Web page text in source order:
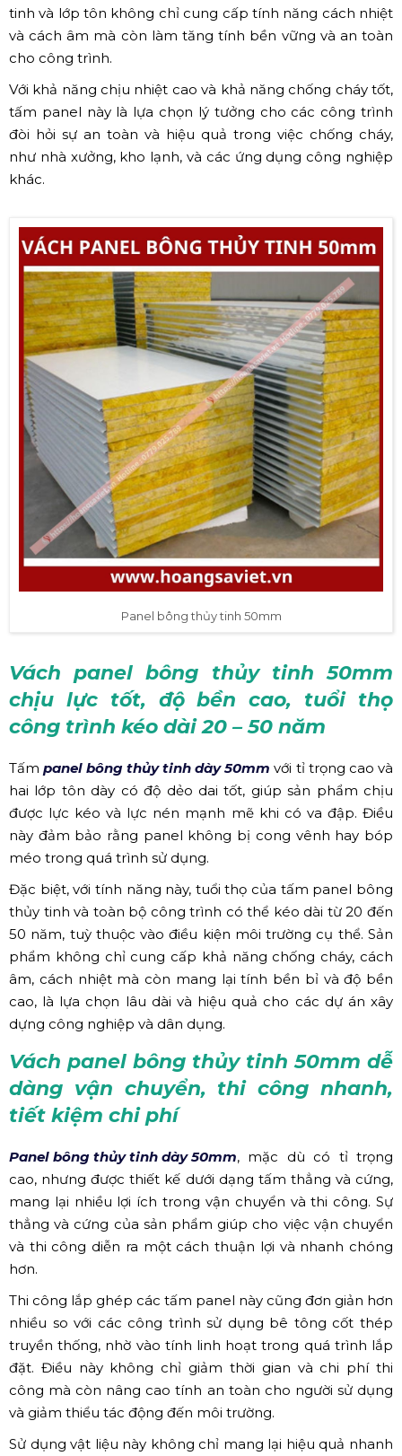
tinh và lớp tôn không chỉ cung cấp tính năng cách nhiệt
và cách âm mà còn làm tăng tính bền vững và an toàn
cho công trình.
Với khả năng chịu nhiệt cao và khả năng chống cháy tốt,
tấm panel này là lựa chọn lý tưởng cho các công trình
đòi hỏi sự an toàn và hiệu quả trong việc chống cháy,
như nhà xưởng, kho lạnh, và các ứng dụng công nghiệp
khác.
Panel bông thủy tinh 50mm
Vách panel bông thủy tinh 50mm
chịu lực tốt, độ bền cao, tuổi thọ
công trình kéo dài 20 – 50 năm
Tấmpanel bông thủy tinh dày 50mm với tỉ trọng cao và
hai lớp tôn dày có độ dẻo dai tốt, giúp sản phẩm chịu
được lực kéo và lực nén mạnh mẽ khi có va đập. Điều
này đảm bảo rằng panel không bị cong vênh hay bóp
méo trong quá trình sử dụng.
Đặc biệt, với tính năng này, tuổi thọ của tấm panel bông
thủy tinh và toàn bộ công trình có thể kéo dài từ 20 đến
50 năm, tuỳ thuộc vào điều kiện môi trường cụ thể. Sản
phẩm không chỉ cung cấp khả năng chống cháy, cách
âm, cách nhiệt mà còn mang lại tính bền bỉ và độ bền
cao, là lựa chọn lâu dài và hiệu quả cho các dự án xây
dựng công nghiệp và dân dụng.
Vách panel bông thủy tinh 50mm dễ
dàng vận chuyển, thi công nhanh,
tiết kiệm chi phí
Panel bông thủy tinh dày 50mm, mặc dù có tỉ trọng
cao, nhưng được thiết kế dưới dạng tấm thẳng và cứng,
mang lại nhiều lợi ích trong vận chuyển và thi công. Sự
thẳng và cứng của sản phẩm giúp cho việc vận chuyển
và thi công diễn ra một cách thuận lợi và nhanh chóng
hơn.
Thi công lắp ghép các tấm panel này cũng đơn giản hơn
nhiều so với các công trình sử dụng bê tông cốt thép
truyền thống, nhờ vào tính linh hoạt trong quá trình lắp
đặt. Điều này không chỉ giảm thời gian và chi phí thi
công mà còn nâng cao tính an toàn cho người sử dụng
và giảm thiểu tác động đến môi trường.
Sử dụng vật liệu này không chỉ mang lại hiệu quả nhanh